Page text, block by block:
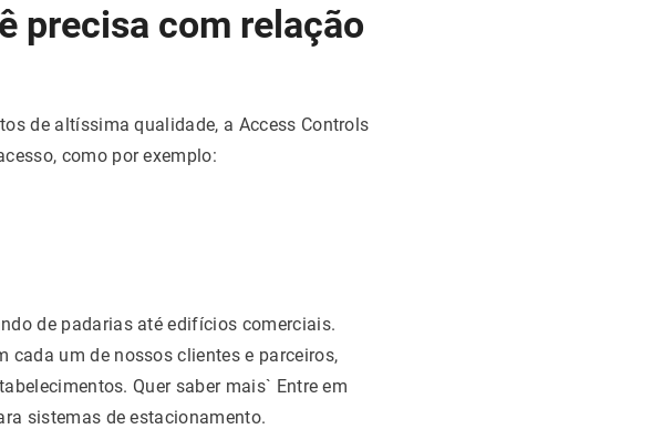
precisa com relação
de altíssima qualidade, a Access Controls
como por exemplo:
de padarias até edifícios comerciais.
cada um de nossos clientes e parceiros,
Quer saber mais` Entre em
sistemas de estacionamento.